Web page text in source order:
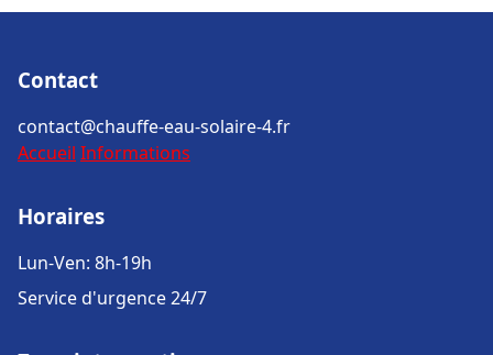
Contact
contact@chauffe-eau-solaire-4.fr
Accueil Informations
Horaires
Lun-Ven: 8h-19h
Service d'urgence 24/7